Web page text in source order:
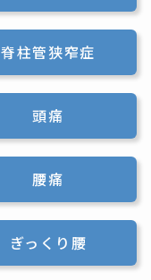
脊柱管狭窄症
頭痛
腰痛
ぎっくり腰